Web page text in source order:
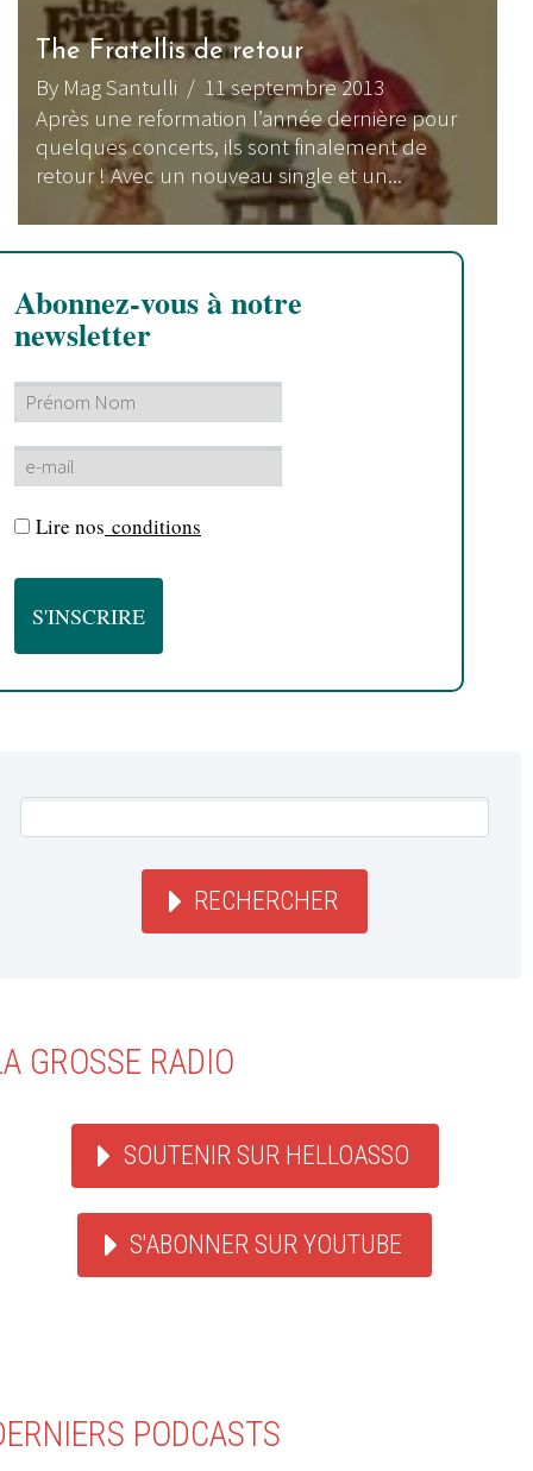
The Fratellis de retour
By Mag Santulli / 11 septembre 2013
Après une reformation l’année dernière pour
quelques concerts, ils sont finalement de
retour ! Avec un nouveau single et un...
Abonnez-vous à notre
newsletter
Lire nos conditions
RECHERCHER
GROSSE RADIO
SOUTENIR SUR HELLOASSO
S'ABONNER SUR YOUTUBE
PODCASTS